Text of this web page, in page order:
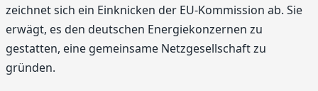
zeichnet sich ein Einknicken der EU-Kommission ab. Sie
erwägt, es den deutschen Energiekonzernen zu
gestatten, eine gemeinsame Netzgesellschaft zu
gründen.